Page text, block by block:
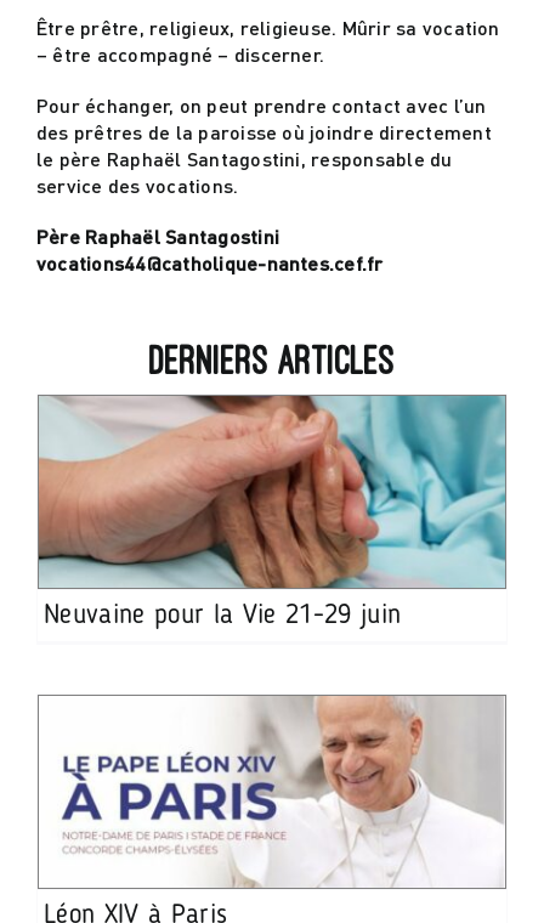
Actualités
Contact
Être prêtre, religieux, religieuse. Mûrir sa vocation
– être accompagné – discerner.
Pour échanger, on peut prendre contact avec l’un
des prêtres de la paroisse où joindre directement
le père Raphaël Santagostini, responsable du
service des vocations.
Père Raphaël Santagostini
vocations44@catholique-nantes.cef.fr
Derniers articles
Neuvaine pour la Vie 21-29 juin
Léon XIV à Paris